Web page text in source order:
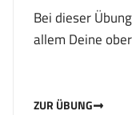
Bei dieser
allem Deine
ZUR ÜBUNG